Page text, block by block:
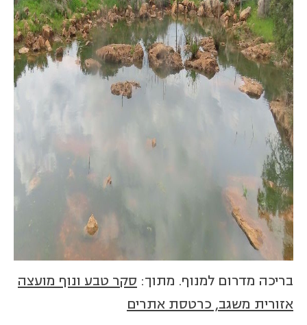
בריכה מדרום למנוף. מתוך: סקר טבע ונוף מועצה
אזורית משגב, כרטסת אתרים